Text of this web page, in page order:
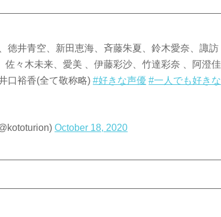
徳井青空、新田恵海、斉藤朱夏、鈴木愛奈、諏訪
々木未来、愛美 、伊藤彩沙、竹達彩奈 、阿澄佳
口裕香(全て敬称略)#好きな声優 #一人でも好きな
October 18, 2020